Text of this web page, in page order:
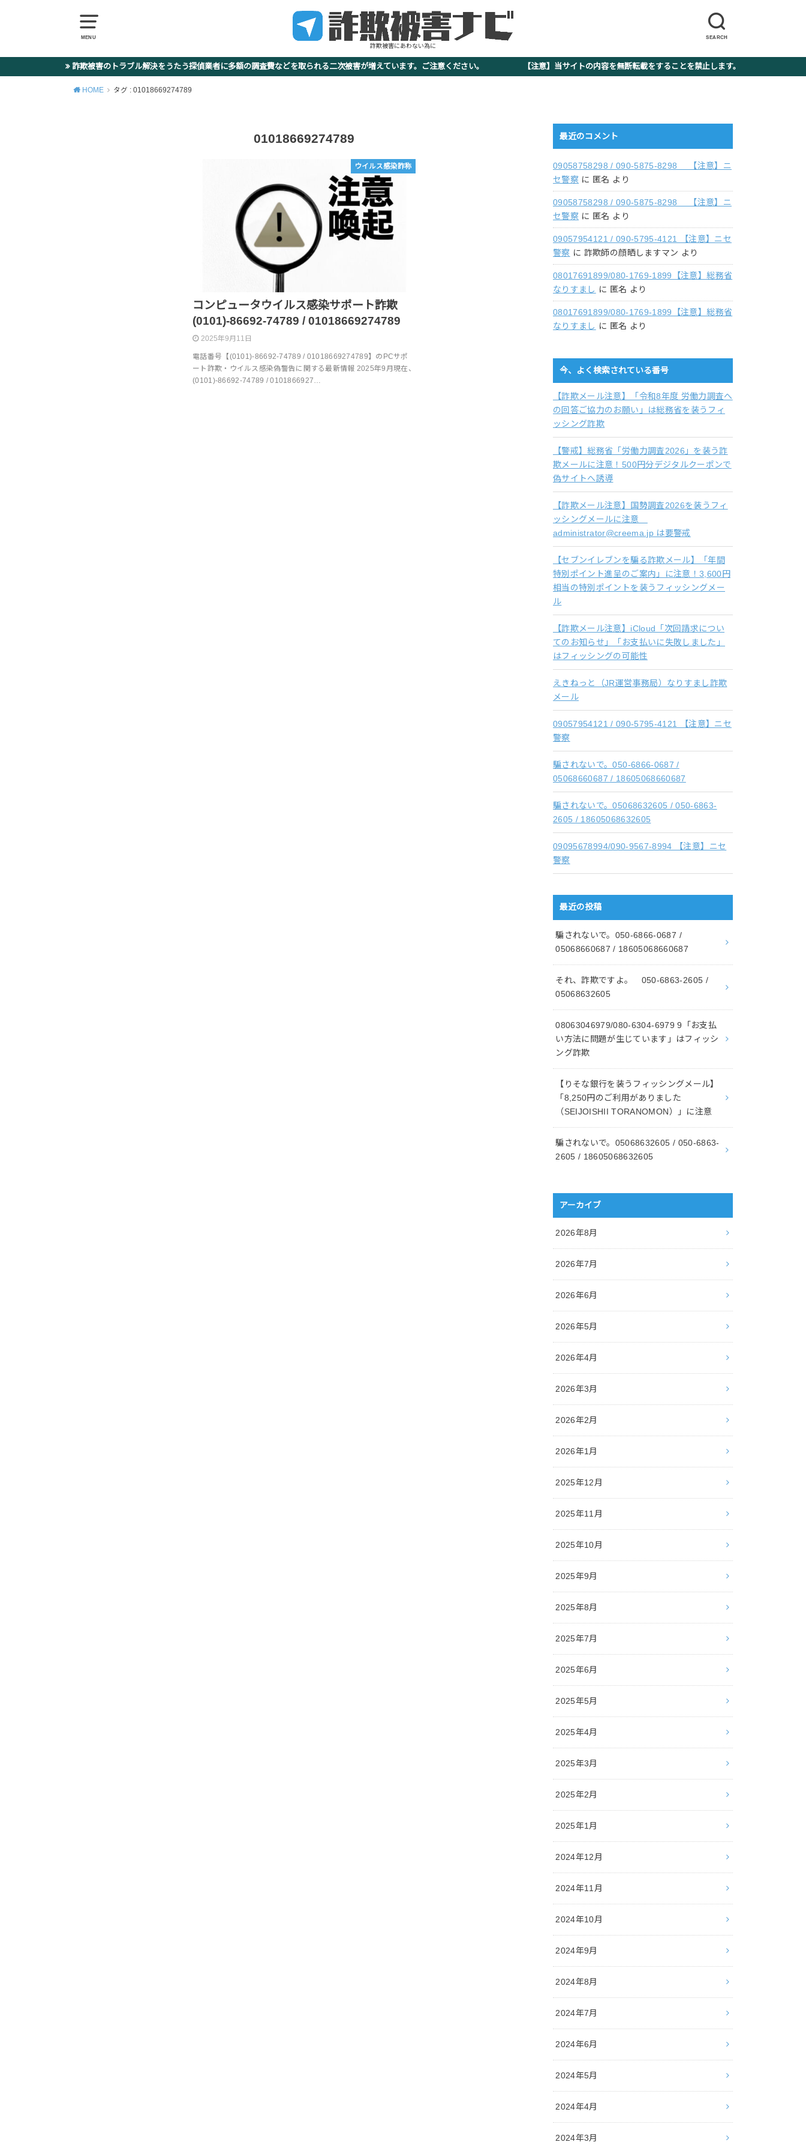
MENU SEARCH
詐欺被害にあわない為に
詐欺被害のトラブル解決をうたう探偵業者に多額の調査費などを取られる二次被害が増えています。ご注意ください。 【注意】当サイトの内容を無断転載をすることを禁止します。
HOME タグ : 01018669274789
01018669274789
ウイルス感染詐称
コンピュータウイルス感染サポート詐欺
(0101)-86692-74789 / 01018669274789
2025年9月11日
電話番号【(0101)-86692-74789 / 01018669274789】のPCサポ
ート詐欺・ウイルス感染偽警告に関する最新情報 2025年9月現在、
(0101)-86692-74789 / 0101866927…
最近のコメント
09058758298 / 090-5875-8298 【注意】ニ
セ警察 に 匿名 より
09058758298 / 090-5875-8298 【注意】ニ
セ警察 に 匿名 より
09057954121 / 090-5795-4121 【注意】ニセ
警察 に 詐欺師の顔晒しますマン より
08017691899/080-1769-1899【注意】総務省
なりすまし に 匿名 より
08017691899/080-1769-1899【注意】総務省
なりすまし に 匿名 より
今、よく検索されている番号
【詐欺メール注意】「令和8年度 労働力調査へ
の回答ご協力のお願い」は総務省を装うフィ
ッシング詐欺
【警戒】総務省「労働力調査2026」を装う詐
欺メールに注意！500円分デジタルクーポンで
偽サイトへ誘導
【詐欺メール注意】国勢調査2026を装うフィ
ッシングメールに注意
administrator@creema.jp は要警戒
【セブンイレブンを騙る詐欺メール】「年間
特別ポイント進呈のご案内」に注意！3,600円
相当の特別ポイントを装うフィッシングメー
ル
【詐欺メール注意】iCloud「次回請求につい
てのお知らせ」「お支払いに失敗しました」
はフィッシングの可能性
えきねっと（JR運営事務局）なりすまし詐欺
メール
09057954121 / 090-5795-4121 【注意】ニセ
警察
騙されないで。050-6866-0687 /
05068660687 / 18605068660687
騙されないで。05068632605 / 050-6863-
2605 / 18605068632605
09095678994/090-9567-8994 【注意】ニセ
警察
最近の投稿
騙されないで。050-6866-0687 /
05068660687 / 18605068660687
それ、詐欺ですよ。 050-6863-2605 /
05068632605
08063046979/080-6304-6979 9「お支払
い方法に問題が生じています」はフィッシ
ング詐欺
【りそな銀行を装うフィッシングメール】
「8,250円のご利用がありました
（SEIJOISHII TORANOMON）」に注意
騙されないで。05068632605 / 050-6863-
2605 / 18605068632605
アーカイブ
2026年8月
2026年7月
2026年6月
2026年5月
2026年4月
2026年3月
2026年2月
2026年1月
2025年12月
2025年11月
2025年10月
2025年9月
2025年8月
2025年7月
2025年6月
2025年5月
2025年4月
2025年3月
2025年2月
2025年1月
2024年12月
2024年11月
2024年10月
2024年9月
2024年8月
2024年7月
2024年6月
2024年5月
2024年4月
2024年3月